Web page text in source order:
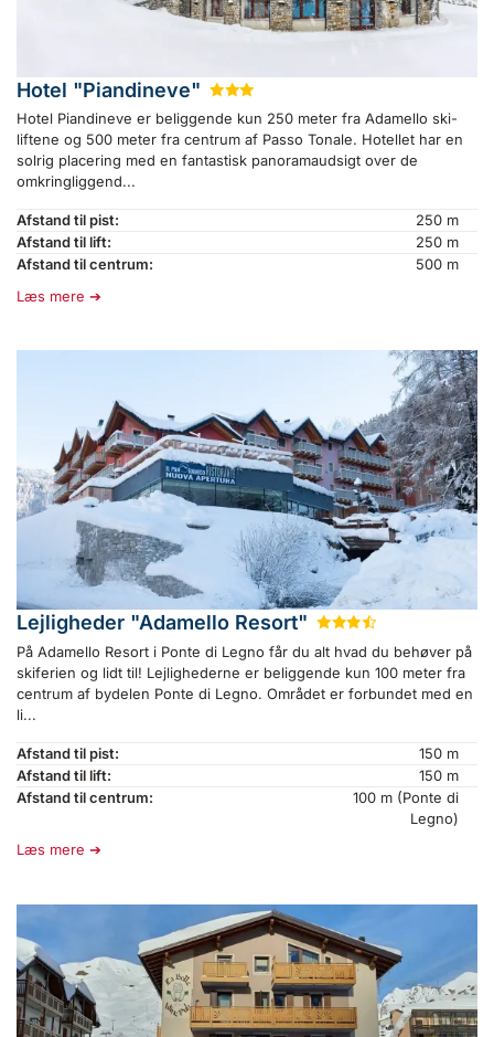
Hotel "Piandineve" ★★
Hotel Piandineve er beliggende kun 250 meter fra Adamello ski-
liftene og 500 meter fra centrum af Passo Tonale. Hotellet har en
solrig placering med en fantastisk panoramaudsigt over de
omkringliggend...
Afstand til pist:
250 m
Afstand til lift:
250 m
Afstand til centrum:
500 m
Læs mere
Lejligheder "Adamello Resort" ★★★
På Adamello Resort i Ponte di Legno får du alt hvad du behøver på
skiferien og lidt til! Lejlighederne er beliggende kun 100 meter fra
centrum af bydelen Ponte di Legno. Området er forbundet med en
li...
Afstand til pist:
150 m
Afstand til lift:
150 m
Afstand til centrum:
100 m (Ponte di
Legno)
Læs mere